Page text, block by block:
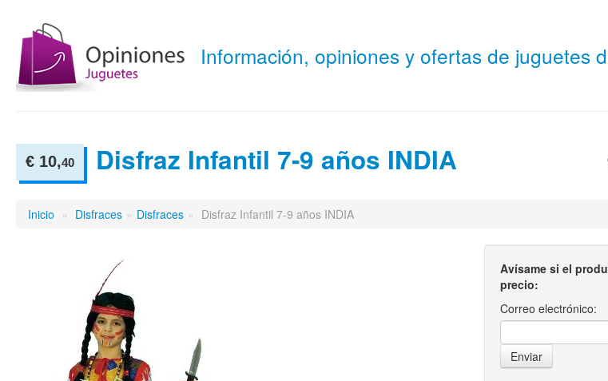
Información, opiniones y ofertas de juguetes
€ 10,40 Disfraz Infantil 7-9 años INDIA
Inicio » Disfraces » Disfraces » Disfraz Infantil 7-9 años INDIA
Avísame si el
precio:
Correo electrónico: